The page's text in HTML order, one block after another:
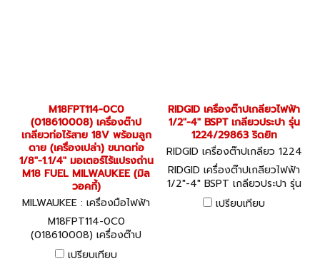
M18FPT114-0C0
(018610008) เครื่องต๊าป
เกลียวท่อไร้สาย 18V พร้อมลูก
ดาย (เครื่องเปล่า) ขนาดท่อ
1/8"-1.1/4" มอเตอร์ไร้แปรงถ่าน
M18 FUEL MILWAUKEE (มิล
วอคกี้)
MILWAUKEE : เครื่องมือไฟฟ้า
M18FPT114-0C0 (01861000
8)
M18FPT114-0C0
(018610008) เครื่องต๊าป
เกลียวท่อไร้สาย 18V พร้อมลูก
ดาย (เครื่องเปล่า) ขนาดท่อ
เปรียบเทียบ
RIDGID เครื่องต๊าปเกลียวไฟฟ้า
1/2"-4" BSPT เกลียวประปา รุ่น
1224/29863 ริดยิท
RIDGID เครื่องต๊าปเกลียว 1224
BSPT (29863)
RIDGID เครื่องต๊าปเกลียวไฟฟ้า
1/2"-4" BSPT เกลียวประปา รุ่น
1224/29863 ริดยิท
เปรียบเทียบ